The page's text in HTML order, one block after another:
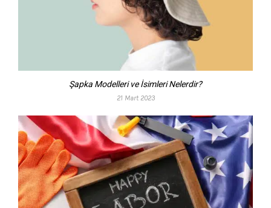
Şapka Modelleri ve İsimleri Nelerdir?
21 Mart 2023